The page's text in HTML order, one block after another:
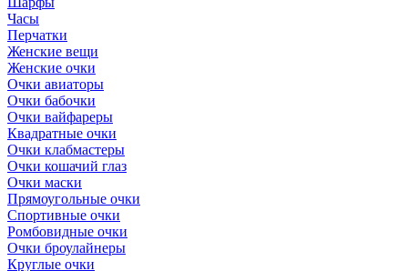
Часы
Перчатки
Женские вещи
Женские очки
Очки авиаторы
Очки бабочки
Очки вайфареры
Квадратные очки
Очки клабмастеры
Очки кошачий глаз
Очки маски
Прямоугольные очки
Спортивные очки
Ромбовидные очки
Очки броулайнеры
Круглые очки